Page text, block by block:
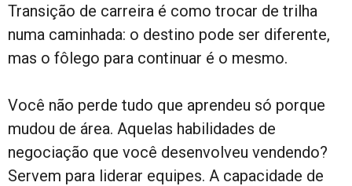
Transição de carreira é como trocar de trilha
numa caminhada: o destino pode ser diferente,
mas o fôlego para continuar é o mesmo.
Você não perde tudo que aprendeu só porque
mudou de área. Aquelas habilidades de
negociação que você desenvolveu vendendo?
Servem para liderar equipes. A capacidade de